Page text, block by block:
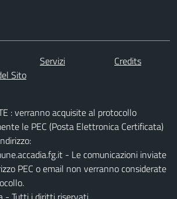
Servizi
Credits
Sito
: verranno acquisite al protocollo
le PEC (Posta Elettronica Certificata)
- Le comunicazioni inviate
PEC o email non verranno considerate